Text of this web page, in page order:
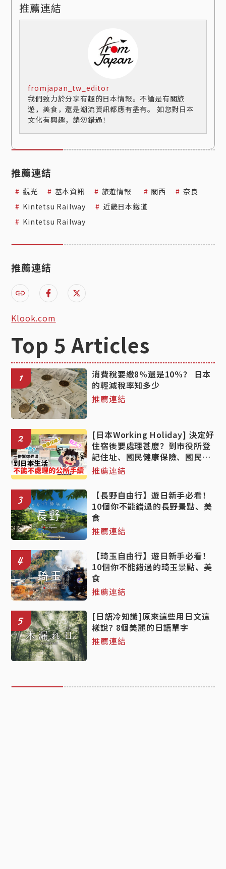
推薦連結
fromjapan_tw_editor
我們致力於分享有趣的日本情報。不論是有關旅
遊，美食，還是潮流資訊都應有盡有。 如您對日本
文化有興趣，請勿錯過！
推薦連結
觀光 基本資訊 旅遊情報 關西
奈良
Kintetsu Railway
近畿日本鐵道
Kintetsu Railway
推薦連結
Klook.com
Top 5 Articles
1
消費稅要繳8%還是10%？ 日本
的輕減稅率知多少
推薦連結
2
[日本Working Holiday] 決定好
住宿後要處理甚麼？到市役所登
記住址、國民健康保險、國民年
金手續的詳細教學！
推薦連結
3
【長野自由行】遊日新手必看！
10個你不能錯過的長野景點、美
食
推薦連結
4
【琦玉自由行】遊日新手必看！
10個你不能錯過的琦玉景點、美
食
推薦連結
5
[日語冷知識]原來這些用日文這
樣說? 8個美麗的日語單字
推薦連結